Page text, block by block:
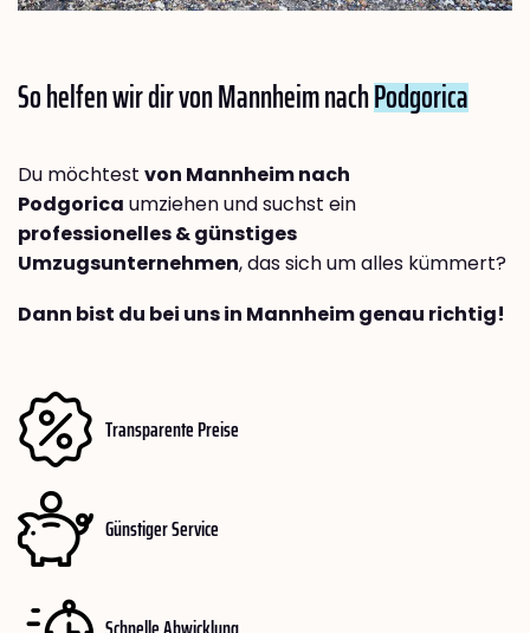
So helfen wir dir von Mannheim nachPodgorica
Du möchtest von Mannheim nach
Podgorica umziehen und suchst ein
professionelles & günstiges
Umzugsunternehmen, das sich um alles kümmert?
Dann bist du bei uns in Mannheim genau richtig!
Transparente Preise
Günstiger Service